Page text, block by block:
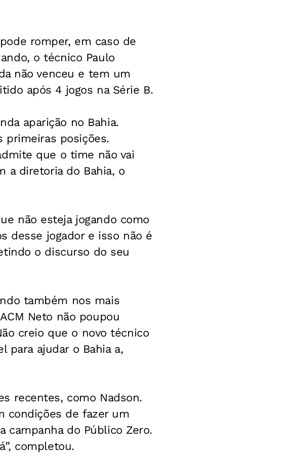
romper, em caso de
o técnico Paulo
não venceu e tem um
após 4 jogos na Série B.
aparição no Bahia.
primeiras posições.
que o time não vai
a diretoria do Bahia, o
não esteja jogando como
desse jogador e isso não é
o discurso do seu
também nos mais
Neto não poupou
creio que o novo técnico
para ajudar o Bahia a,
recentes, como Nadson.
condições de fazer um
campanha do Público Zero.
completou.